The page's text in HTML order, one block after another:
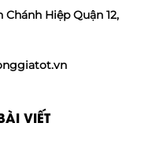
Hiệp Quận 12,
VIẾT